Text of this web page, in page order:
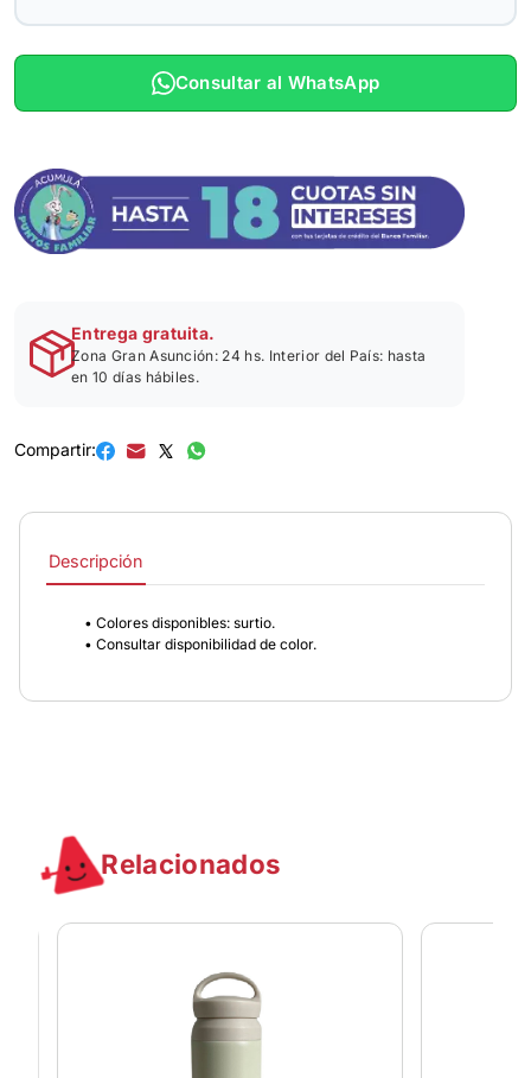
Consultar al WhatsApp
Entrega gratuita.
Zona Gran Asunción: 24 hs. Interior del País: hasta
en 10 días hábiles.
Compartir:
Descripción
• Colores disponibles: surtio.
• Consultar disponibilidad de color.
Relacionados